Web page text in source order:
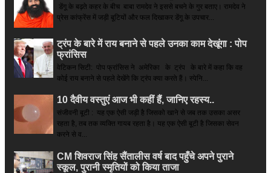
डेंगू के बढ़ते कहर के बीच बाबा रामदेव ने इससे बचने के गुर बताए। रामदेव ने
प्रेस कांफ्रेंस में जड़ी बूटियों और फल दिखाकर डेंगू के उपचार...
ट्रंप के बारे में राय बनाने से पहले उनका काम देखूंगा : पोप
फ्रांसिस
वेटिकन सिटी: पोप फ्रांसिस ने अमेरिका के ट्रंप के बारे में कहा कि वह
कोई राय बनाने से पहले देखेंगे कि ट्रंप क्या करते हैं। स्पेनि...
10 दैवीय वस्तुएं आज भी कहीं हैं, जानिए रहस्य..
संजीवनी बूटी : यह एक ऐसी जड़ी है जिसको खाने से जब तक उसका असर
रहता है, तब तक व्यक्ति गायब रहता है। यह एक ऐसी बूटी है जिसका सेवन
करने से व...
CM शिवराज सिंह सैंतालीस वर्ष बाद पहुँचे अपने पुराने
स्कूल, पुरानी स्मृतियों को किया ताजा